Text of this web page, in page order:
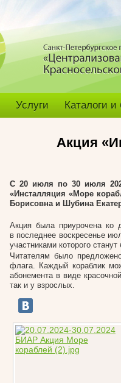
Услуги Каталоги
Акция
С 20 июля по 30 июля
«Инсталляция «Море
Борисовна и Шубина
Акция была приурочена ко
в последнее воскресенье
участниками которого
Читателям было
флага. Каждый кораблик
абонемента в виде
так и у взрослых.